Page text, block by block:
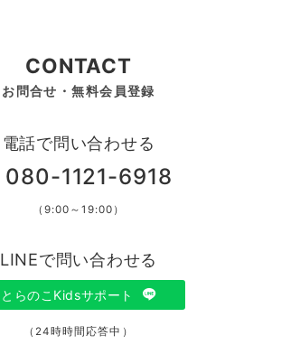
CONTACT
お問合せ・無料会員登録
電話で問い合わせる
080-1121-6918
（9:00～19:00）
LINEで問い合わせる
とらのこKidsサポート
（24時時間応答中）